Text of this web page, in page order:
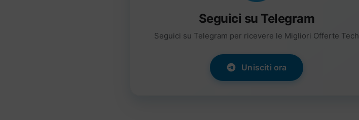
Seguici su Telegram
Seguici su Telegram per ricevere le Migliori Offerte Tech
Unisciti ora